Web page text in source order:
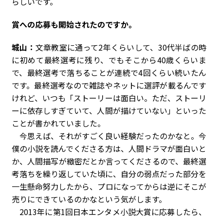
――賞への応募も開始されたのですか。
城山： 文章教室に通って2年くらいして、30代半ばの時
に初めて最終選考に残り、でもそこから40歳くらいま
で、最終選考で落ちることが連続で4回くらい続いたん
です。最終選考なので雑誌やネットに選評が載るんです
けれど、いつも「ストーリーは面白い。ただ、ストーリ
ーに依存しすぎていて、人間が描けていない」といった
ことが書かれていました。
今思えば、それがすごく良い経験だったのかなと。今
僕の小説を読んでくださる方は、人間ドラマが面白いと
か、人間描写が緻密だとか言ってくださるので、最終選
考落ちを繰り返していた頃に、自分の弱点だった部分を
一生懸命努力したから、プロになってからは逆にそこが
売りにできているのかなという気がします。
2013年に第1回日本エンタメ小説大賞に応募したら、